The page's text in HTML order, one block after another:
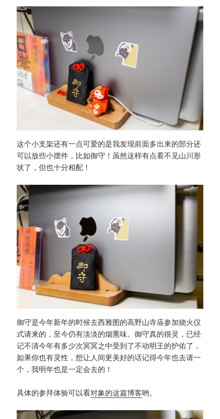
这个小支架还有一点可爱的是我发现前面多出来的部分还
可以放些小摆件，比如御守！虽然这样有点看不见山川形
状了，但也十分相配！
御守是今年新年的时候去西雅图的高野山寺庙参加烧火仪
式请来的，至今仍有淡淡的烟熏味。御守真的很灵，已经
记不清今年有多少次冥冥之中受到了不动明王的护佑了，
如果你也有灵性，想让人间更美好的话记得今年也去请一
个，我明年也是一定会去的！
具体的参拜体验可以看对象的这篇博客哟。